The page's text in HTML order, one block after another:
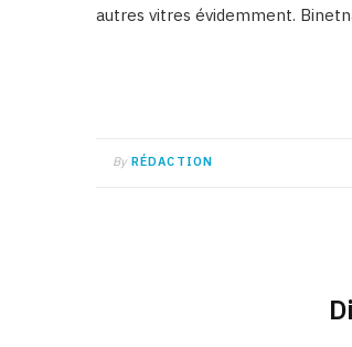
autres vitres évidemment.
By RÉDACTION